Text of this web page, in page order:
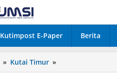
Kutimpost E-Paper Berita
» Kutai Timur »
Kaltim